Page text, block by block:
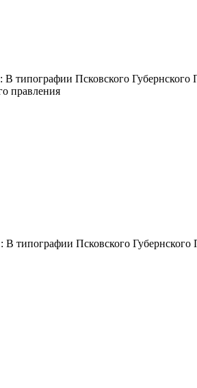
типографии Псковского
правления
типографии Псковского